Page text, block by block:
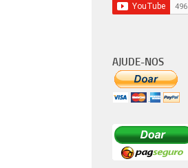
AJUDE-NOS